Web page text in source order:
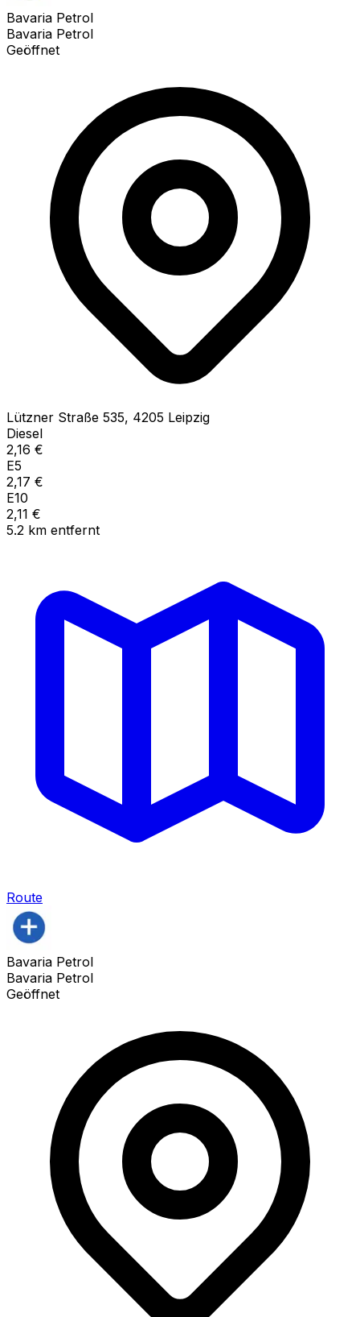
Bavaria Petrol
Bavaria Petrol
Geöffnet
Lützner Straße 535, 4205 Leipzig
Diesel
2,16 €
E5
2,17 €
E10
2,11 €
5.2 km entfernt
Route
Bavaria Petrol
Bavaria Petrol
Geöffnet